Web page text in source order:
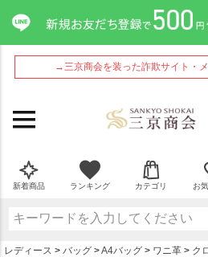
→三京商会を装った詐欺サイト・
新着商品 ランキング カテゴリ お
レディース バッグ A4バッグ ワニ革 ク